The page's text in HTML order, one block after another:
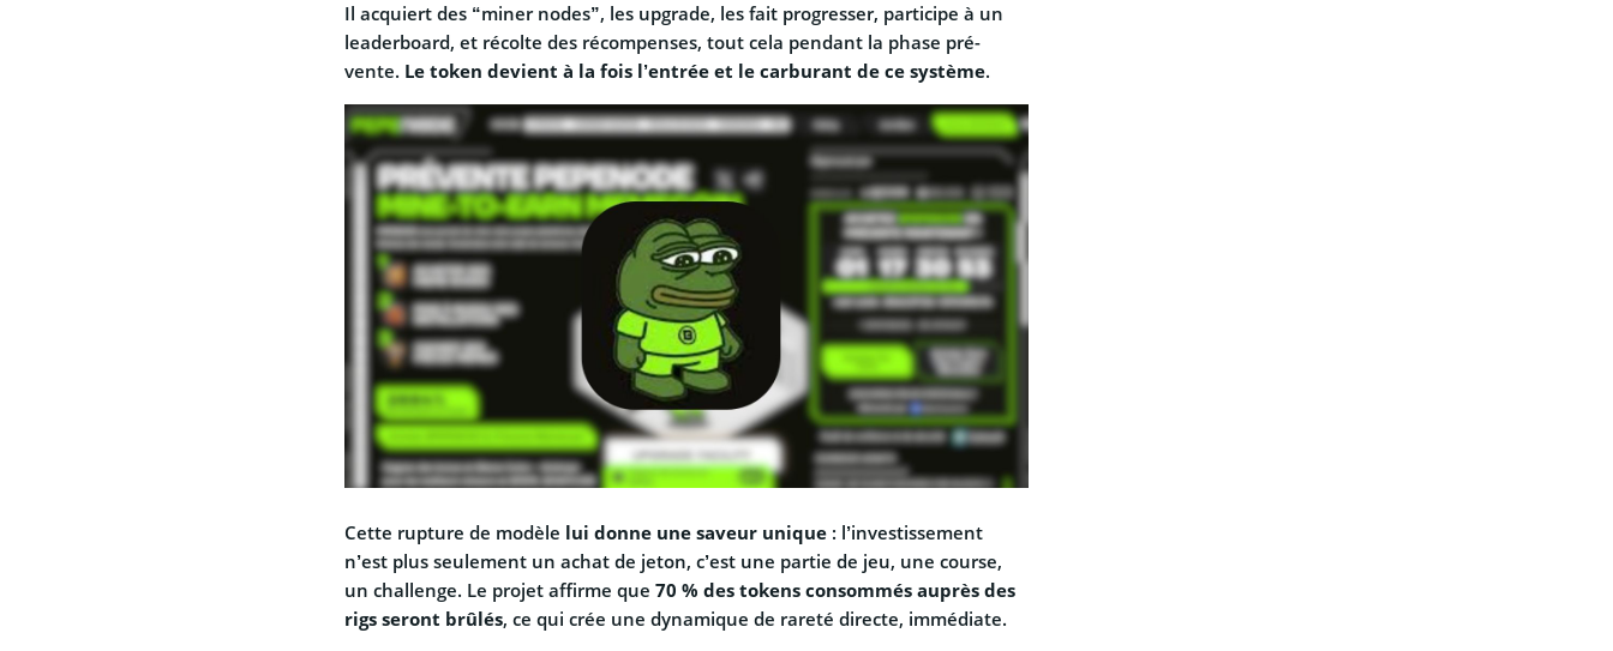
Il acquiert des “miner nodes”, les upgrade, les fait progresser, participe à un
leaderboard, et récolte des récompenses, tout cela pendant la phase pré-
vente. Le token devient à la fois l’entrée et le carburant de ce système.
Cette rupture de modèle lui donne une saveur unique : l’investissement
n’est plus seulement un achat de jeton, c’est une partie de jeu, une course,
un challenge. Le projet affirme que 70 % des tokens consommés auprès des
rigs seront brûlés, ce qui crée une dynamique de rareté directe, immédiate.